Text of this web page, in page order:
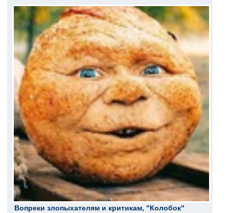
Вопреки злопыхателям и критикам, "Колобок"